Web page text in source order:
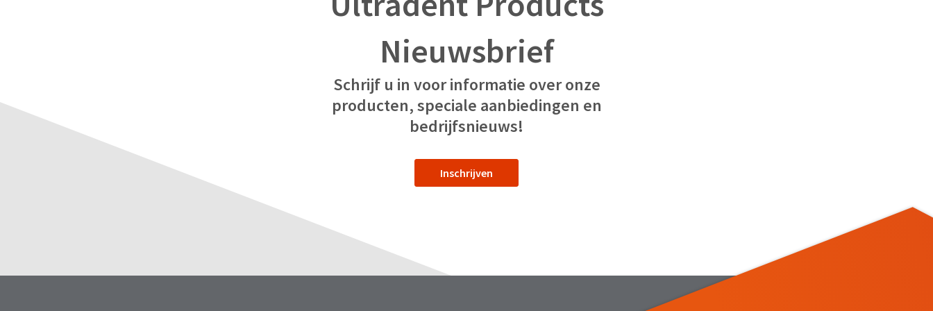
Nieuwsbrief
Schrijf u in voor informatie over onze
producten, speciale aanbiedingen en
bedrijfsnieuws!
Inschrijven